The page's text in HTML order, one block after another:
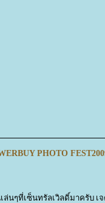
PHOTO
นๆที่เซ็นทรัลเวิลดิ์มาครับ เ